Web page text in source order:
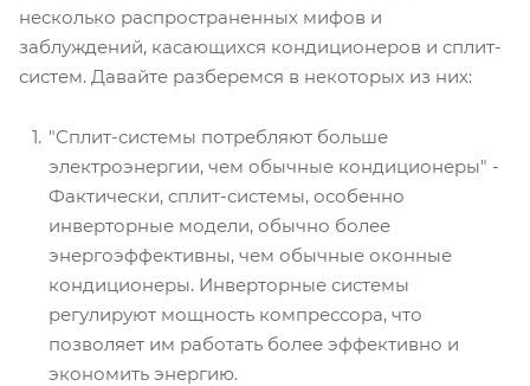
несколько распространенных мифов и
заблуждений, касающихся кондиционеров и сплит-
систем. Давайте разберемся в некоторых из них:
"Сплит-системы потребляют больше
электроэнергии, чем обычные кондиционеры" -
Фактически, сплит-системы, особенно
инверторные модели, обычно более
энергоэффективны, чем обычные оконные
кондиционеры. Инверторные системы
регулируют мощность компрессора, что
позволяет им работать более эффективно и
экономить энергию.